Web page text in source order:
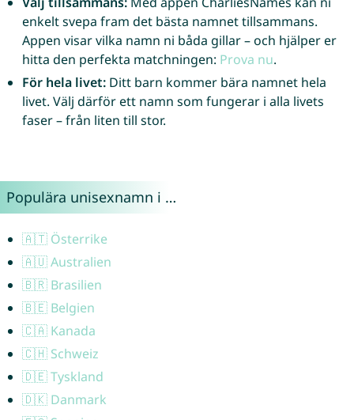
enkelt svepa fram det bästa namnet tillsammans.
Appen visar vilka namn ni båda gillar – och hjälper er
hitta den perfekta matchningen: Prova nu.
För hela livet:Ditt barn kommer bära namnet hela
livet. Välj därför ett namn som fungerar i alla livets
faser – från liten till stor.
Populära unisexnamn i …
🇦🇹 Österrike
🇦🇺 Australien
🇧🇷 Brasilien
🇧🇪 Belgien
🇨🇦 Kanada
🇨🇭 Schweiz
🇩🇪 Tyskland
🇩🇰 Danmark